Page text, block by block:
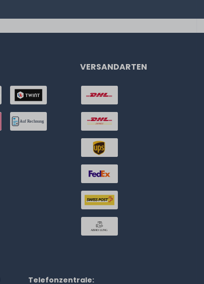
VERSANDARTEN
Telefonzentrale: